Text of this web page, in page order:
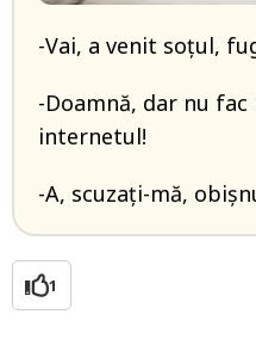
-Vai, a venit soțul,
-Doamnă, dar nu
internetul!
-A, scuzați-mă,
1